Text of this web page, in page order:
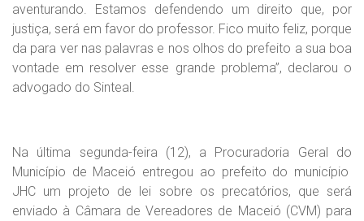
aventurando. Estamos defendendo um direito que, por
justiça, será em favor do professor. Fico muito feliz, porque
da para ver nas palavras e nos olhos do prefeito a sua boa
vontade em resolver esse grande problema”, declarou o
advogado do Sinteal.
Na última segunda-feira (12), a Procuradoria Geral do
Município de Maceió entregou ao prefeito do município
JHC um projeto de lei sobre os precatórios, que será
enviado à Câmara de Vereadores de Maceió (CVM) para